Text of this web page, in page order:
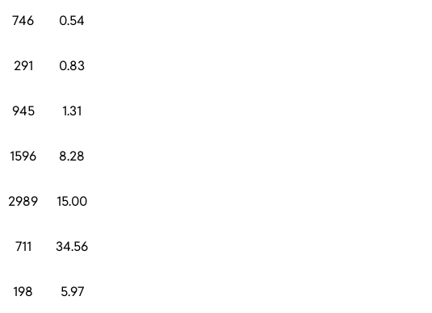
746
0.54
291
0.83
945
1.31
1596
8.28
2989
15.00
711
34.56
198
5.97